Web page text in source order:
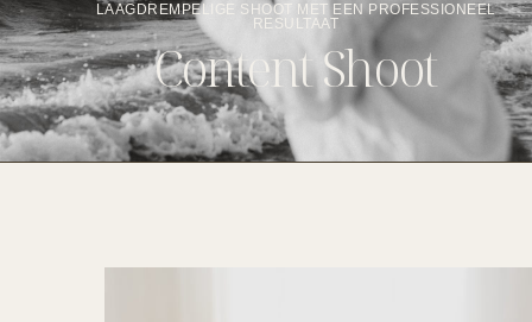
LAAGDREMPELIGE SHOOT MET EEN PROFESSIONEEL
RESULTAAT
Content Shoot